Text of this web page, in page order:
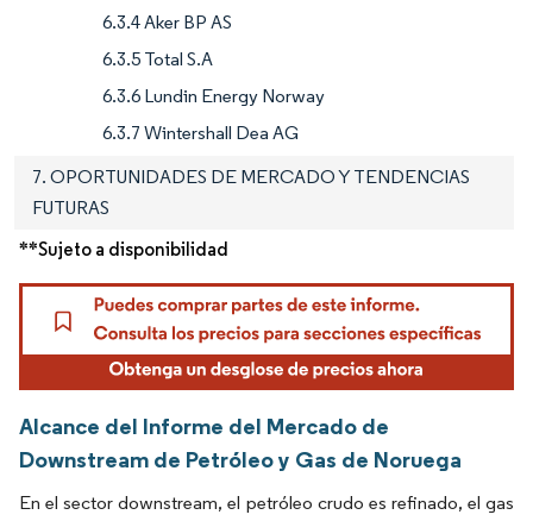
6.3.4 Aker BP AS
6.3.5 Total S.A
6.3.6 Lundin Energy Norway
6.3.7 Wintershall Dea AG
7. OPORTUNIDADES DE MERCADO Y TENDENCIAS
FUTURAS
**Sujeto a disponibilidad
Alcance del Informe del Mercado de
Downstream de Petróleo y Gas de Noruega
En el sector downstream, el petróleo crudo es refinado, el gas